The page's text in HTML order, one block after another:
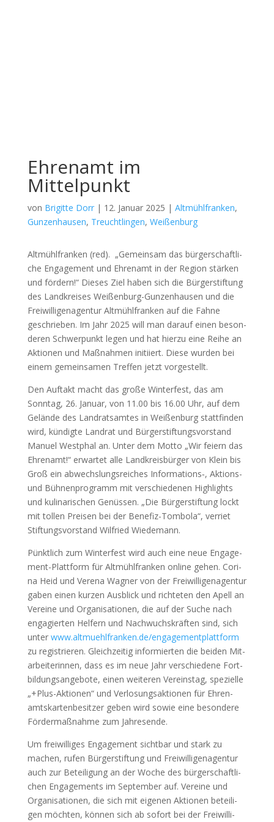
Ehrenamt im
Mittelpunkt
von Brigitte Dorr| 12. Januar 2025 | Altmühlfranken,
Gunzenhausen, Treuchtlingen, Weißenburg
Alt­mühl­fran­ken (red). „Gemein­sam das bür­ger­schaft­li­
che Enga­ge­ment und Ehren­amt in der Regi­on stär­ken
und för­dern!“ Die­ses Ziel haben sich die Bür­ger­stif­tung
des Land­krei­ses Wei­ßen­burg-Gun­zen­hau­sen und die
Frei­wil­li­gen­agen­tur Alt­mühl­fran­ken auf die Fah­ne
geschrie­ben. Im Jahr 2025 will man dar­auf einen beson­
de­ren Schwer­punkt legen und hat hier­zu eine Rei­he an
Aktio­nen und Maß­nah­men initi­iert. Die­se wur­den bei
einem gemein­sa­men Tref­fen jetzt vor­ge­stellt.
Den Auf­takt macht das gro­ße Win­ter­fest, das am
Sonn­tag, 26. Janu­ar, von 11.00 bis 16.00 Uhr, auf dem
Gelän­de des Land­rats­am­tes in Wei­ßen­burg statt­fin­den
wird, kün­dig­te Land­rat und Bür­ger­stif­tungs­vor­stand
Manu­el West­phal an. Unter dem Mot­to „Wir fei­ern das
Ehren­amt!“ erwar­tet alle Land­kreis­bür­ger von Klein bis
Groß ein abwechs­lungs­rei­ches Informations‑, Akti­ons-
und Büh­nen­pro­gramm mit ver­schie­de­nen High­lights
und kuli­na­ri­schen Genüs­sen. „Die Bür­ger­stif­tung lockt
mit tol­len Prei­sen bei der Bene­fiz-Tom­bo­la“, ver­riet
Stif­tungs­vor­stand Wil­fried Wie­demann.
Pünkt­lich zum Win­ter­fest wird auch eine neue Enga­ge­
ment-Platt­form für Alt­mühl­fran­ken online gehen. Cori­
na Heid und Vere­na Wag­ner von der Frei­wil­li­gen­agen­tur
gaben einen kur­zen Aus­blick und rich­te­ten den Apell an
Ver­ei­ne und Orga­ni­sa­tio­nen, die auf der Suche nach
enga­gier­ten Hel­fern und Nach­wuchs­kräf­ten sind, sich
unter www.altmuehlfranken.de/engagementplattform
zu regis­trie­ren. Gleich­zei­tig infor­mier­ten die bei­den Mit­
ar­bei­te­rin­nen, dass es im neue Jahr ver­schie­de­ne Fort­
bil­dungs­an­ge­bo­te, einen wei­te­ren Ver­eins­tag, spe­zi­el­le
„+Plus-Aktio­nen“ und Ver­lo­sungs­ak­tio­nen für Ehren­
amts­kar­ten­be­sit­zer geben wird sowie eine beson­de­re
För­der­maß­nah­me zum Jah­res­en­de.
Um frei­wil­li­ges Enga­ge­ment sicht­bar und stark zu
machen, rufen Bür­ger­stif­tung und Frei­wil­li­gen­agen­tur
auch zur Betei­li­gung an der Woche des bür­ger­schaft­li­
chen Enga­ge­ments im Sep­tem­ber auf. Ver­ei­ne und
Orga­ni­sa­tio­nen, die sich mit eige­nen Aktio­nen betei­li­
gen möch­ten, kön­nen sich ab sofort bei der Frei­wil­li­